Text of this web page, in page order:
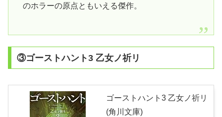
のホラーの原点ともいえる傑作。
③ゴーストハント3 乙女ノ祈リ
ゴーストハント3 乙女ノ祈リ
(角川文庫)